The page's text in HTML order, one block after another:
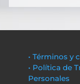
• Términos y
• Política de
Personales